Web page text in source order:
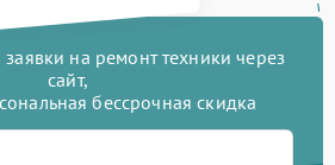
на ремонт техники через
сайт,
бессрочная скидка